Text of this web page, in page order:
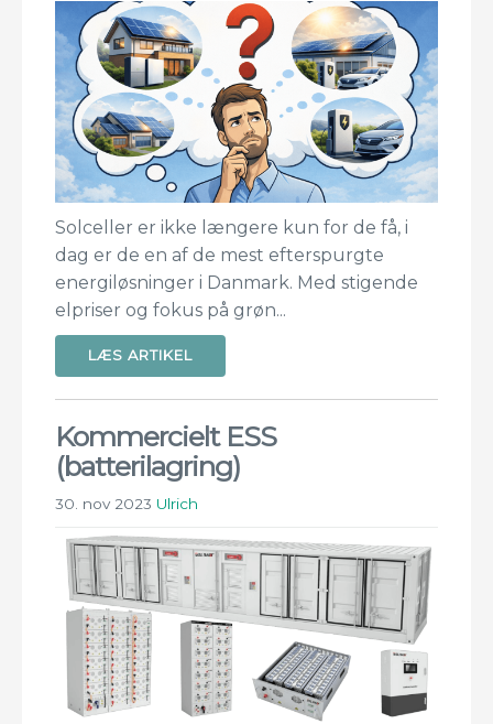
Solceller er ikke længere kun for de få, i
dag er de en af de mest efterspurgte
energiløsninger i Danmark. Med stigende
elpriser og fokus på grøn...
LÆS ARTIKEL
Kommercielt ESS
(batterilagring)
30. nov 2023 Ulrich